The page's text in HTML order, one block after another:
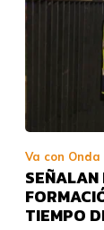
Va con Onda
SEÑALAN
TIEMPO